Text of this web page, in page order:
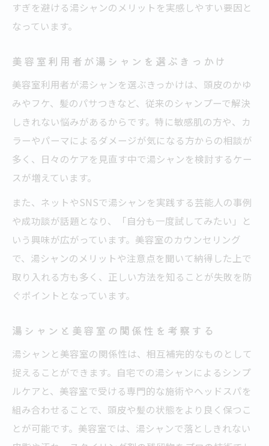
美容室と湯シャン、頭皮ケアの違いを分析
すぎを避ける湯シャンのメリットを実感しやすい要因と
なっています。
美容室利用者が湯シャンを選ぶきっかけ
美容室利用者が湯シャンを選ぶきっかけは、頭皮のかゆ
みやフケ、髪のパサつきなど、従来のシャンプーで解決
しきれない悩みがあるからです。特に敏感肌の方や、カ
ラーやパーマによるダメージが気になる方からの相談が
多く、日々のケアを見直す中で湯シャンを検討するケー
スが増えています。
また、ネットやSNSで湯シャンを実践する芸能人の事例
や成功談が話題となり、「自分も一度試してみたい」と
いう興味が広がっています。美容室のカウンセリング
で、湯シャンのメリットや注意点を聞いて納得した上で
取り入れる方も多く、正しい方法を知ることが失敗を防
ぐポイントとなっています。
湯シャンと美容室の関係性を考察する
湯シャンと美容室の関係性は、相互補完的なものとして
捉えることができます。自宅での湯シャンによるシンプ
ルケアと、美容室で受ける専門的な施術やヘッドスパを
組み合わせることで、頭皮や髪の状態をより良く保つこ
とが可能です。美容室では、湯シャンで落としきれない